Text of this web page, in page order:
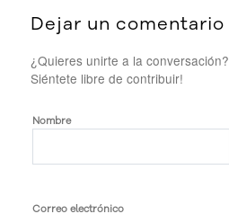
Dejar un comentario
¿Quieres unirte a la conversación?
Siéntete libre de contribuir!
Nombre
Correo electrónico